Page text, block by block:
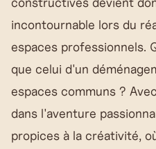
incontournable lors du
espaces professionnels.
que celui d'un
espaces communs ? Avec
dans l'aventure
propices à la créativité,